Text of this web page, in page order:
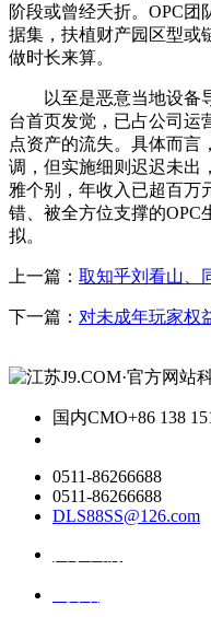
阶段或曾经夭折。OPC
据集，扶植财产园区型或
做时长来算。
以至是恶意当地设备导
台首页发觉，已占公司运
点资产的流失。具体而言
调，但实施细则迟迟未出
雅个别，年收入已超百万
错、被全方位支撑的OPC
拟。
上一篇： 取知乎刘看山、
下一篇： 对未成年玩家权
国内CMO+86 138
0511-86266688
0511-86266688
DLS88SS@126.com